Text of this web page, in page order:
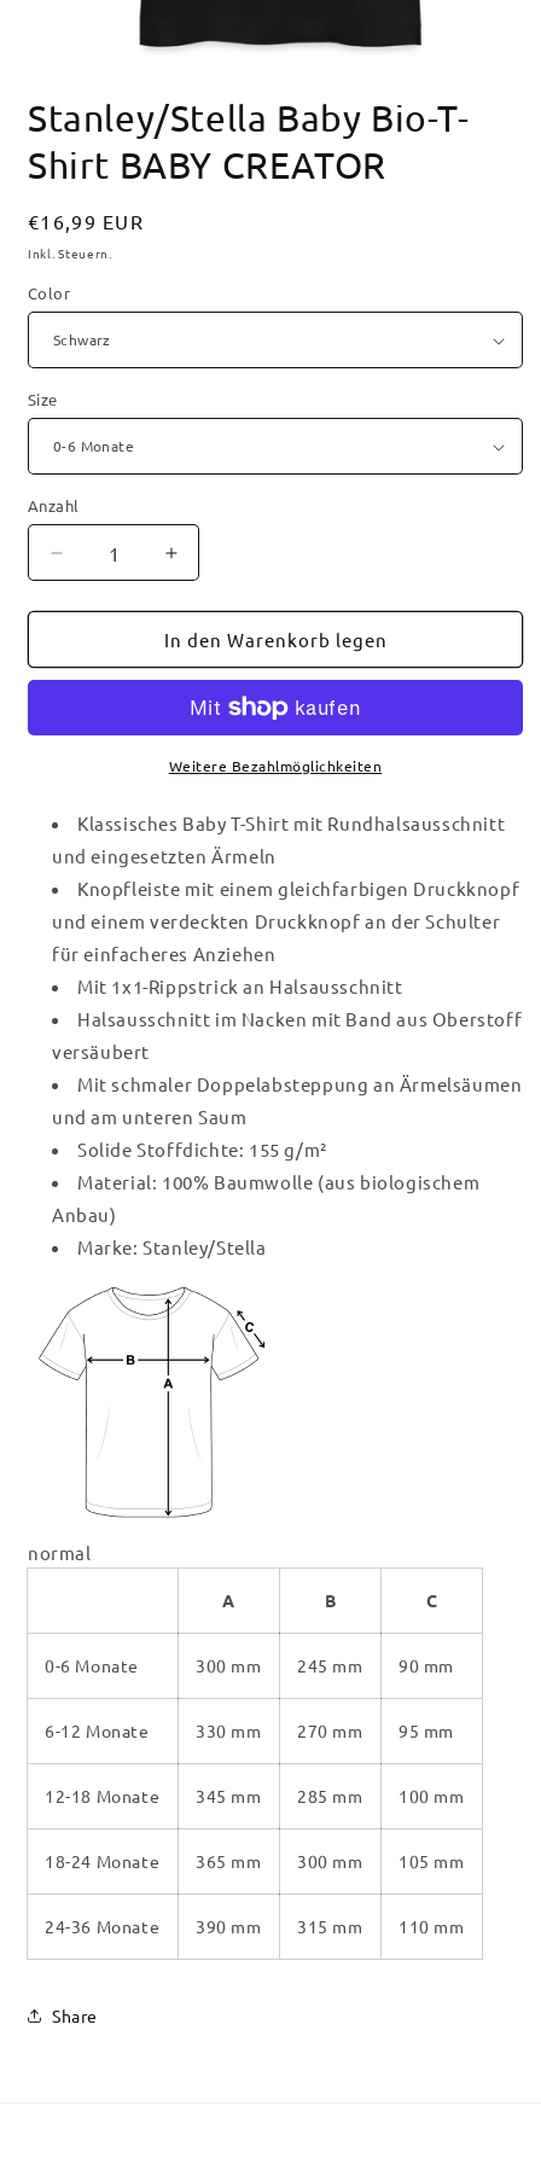
in
Modal
öffnen
Stanley/Stella Baby Bio-T-
Shirt BABY CREATOR
Normaler
Preis
€16,99 EUR
Inkl. Steuern.
Color
Size
Anzahl
Verringere
die
Menge
Stanley/Stella
T-
CREATOR
Erhöhe
die
Menge
für
Stanley/Stella
Bio-
T-
Shirt
CREATOR
In den Warenkorb legen
Weitere Bezahlmöglichkeiten
Klassisches Baby T-Shirt mit Rundhalsausschnitt
und eingesetzten Ärmeln
Knopfleiste mit einem gleichfarbigen Druckknopf
und einem verdeckten Druckknopf an der Schulter
für einfacheres Anziehen
Mit 1x1-Rippstrick an Halsausschnitt
Halsausschnitt im Nacken mit Band aus Oberstoff
versäubert
Mit schmaler Doppelabsteppung an Ärmelsäumen
und am unteren Saum
Solide Stoffdichte: 155 g/m²
Material: 100% Baumwolle (aus biologischem
Anbau)
Marke: Stanley/Stella
normal
A B C
0-6 Monate 300 mm 245 mm 90 mm
6-12 Monate 330 mm 270 mm 95 mm
12-18 Monate 345 mm 285 mm 100 mm
18-24 Monate 365 mm 300 mm 105 mm
24-36 Monate 390 mm 315 mm 110 mm
Share